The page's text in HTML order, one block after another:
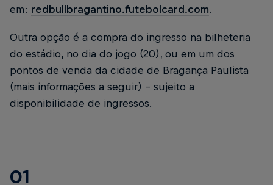
em: redbullbragantino.futebolcard.com.
Outra opção é a compra do ingresso na bilheteria
do estádio, no dia do jogo (20), ou em um dos
pontos de venda da cidade de Bragança Paulista
(mais informações a seguir) - sujeito a
disponibilidade de ingressos.
01